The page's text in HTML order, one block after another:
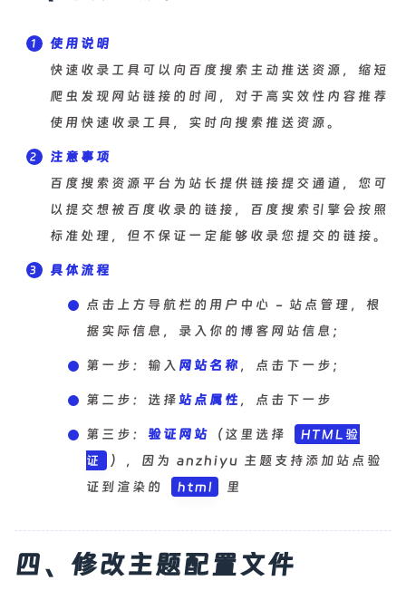
使用说明
快速收录工具可以向百度搜索主动推送资源，缩短
爬虫发现网站链接的时间，对于高实效性内容推荐
使用快速收录工具，实时向搜索推送资源。
注意事项
百度搜索资源平台为站长提供链接提交通道，您可
以提交想被百度收录的链接，百度搜索引擎会按照
标准处理，但不保证一定能够收录您提交的链接。
具体流程
点击上方导航栏的用户中心 - 站点管理，根
据实际信息，录入你的博客网站信息；
第一步：输入 网站名称，点击下一步；
第二步：选择站点属性 ，点击下一步
第三步：验证网站 （这里选择
HTML验
证
），因为 anzhiyu 主题支持添加站点验
证到渲染的
html 里
四、修改主题配置文件